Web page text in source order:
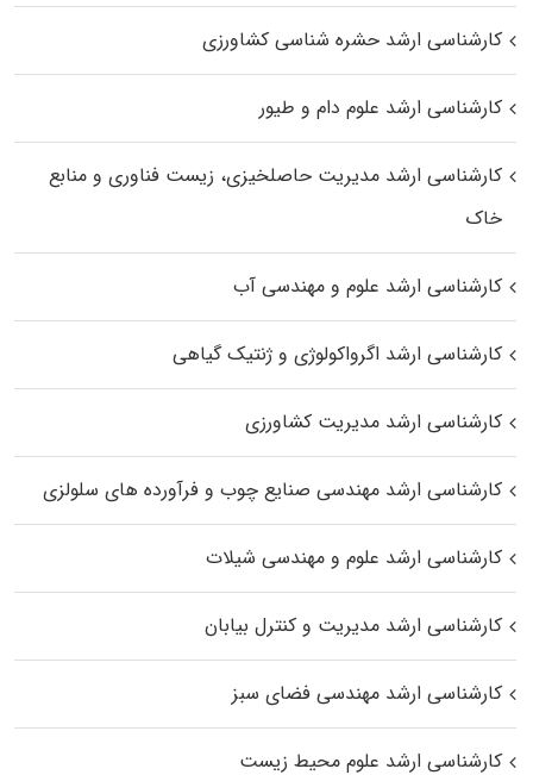
کارشناسی ارشد حشره‌ شناسی کشاورزی
کارشناسی ارشد علوم دام و طیور
کارشناسی ارشد مدیریت حاصلخیزی، زیست فناوری و منابع
خاک
کارشناسی ارشد علوم و مهندسی آب
کارشناسی ارشد اگرواکولوژی و ژنتیک گیاهی
کارشناسی ارشد مدیریت کشاورزی
کارشناسی ارشد مهندسی صنایع چوب و فرآورده‌ های سلولزی
کارشناسی ارشد علوم و مهندسی شیلات
کارشناسی ارشد مدیریت و کنترل بیابان
کارشناسی ارشد مهندسی فضای سبز
کارشناسی ارشد علوم محیط‌ زیست